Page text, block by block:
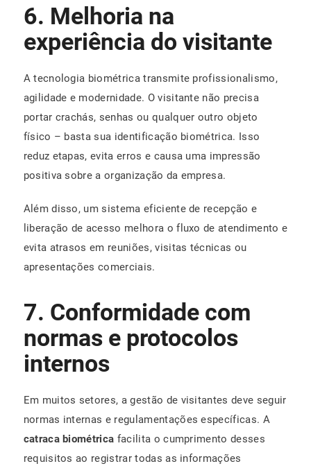
6. Melhoria na
experiência do visitante
A tecnologia biométrica transmite profissionalismo,
agilidade e modernidade. O visitante não precisa
portar crachás, senhas ou qualquer outro objeto
físico – basta sua identificação biométrica. Isso
reduz etapas, evita erros e causa uma impressão
positiva sobre a organização da empresa.
Além disso, um sistema eficiente de recepção e
liberação de acesso melhora o fluxo de atendimento e
evita atrasos em reuniões, visitas técnicas ou
apresentações comerciais.
7. Conformidade com
normas e protocolos
internos
Em muitos setores, a gestão de visitantes deve seguir
normas internas e regulamentações específicas. A
catraca biométrica facilita o cumprimento desses
requisitos ao registrar todas as informações